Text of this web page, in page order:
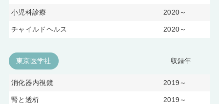
小児科診療 2020～
チャイルドヘルス 2020～
東京医学社 収録年
消化器内視鏡 2019～
腎と透析 2019～